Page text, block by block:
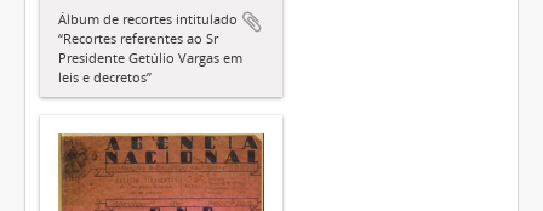
Álbum de recortes intitulado
“Recortes referentes ao Sr
Presidente Getúlio Vargas em
leis e decretos”